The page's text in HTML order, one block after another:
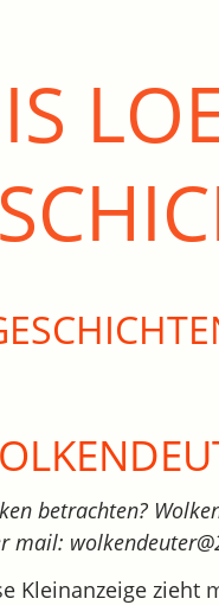
betrachten?
mail:
Kleinanzeige zieht